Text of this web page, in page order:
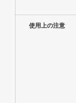
使用上の注意